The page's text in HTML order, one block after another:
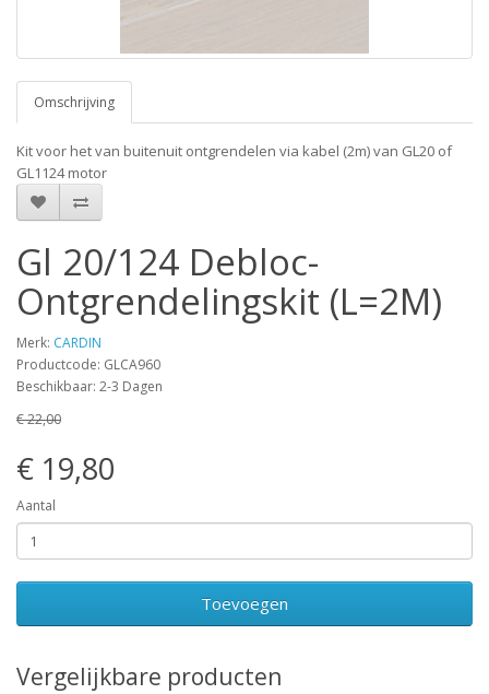
Omschrijving
Kit voor het van buitenuit ontgrendelen via kabel (2m) van GL20 of
GL1124 motor
Gl 20/124 Debloc-
Ontgrendelingskit (L=2M)
Merk: CARDIN
Productcode: GLCA960
Beschikbaar: 2-3 Dagen
€ 22,00
€ 19,80
Aantal
Toevoegen
Vergelijkbare producten